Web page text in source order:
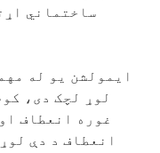
ساختماني
لوړ لچک دی،
غوره انعطاف
انعطاف د دې